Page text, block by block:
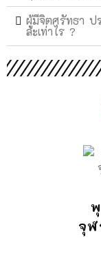
ผู้มีจิตศรัทธา ป
ละเท่าไร ?
จุฬ